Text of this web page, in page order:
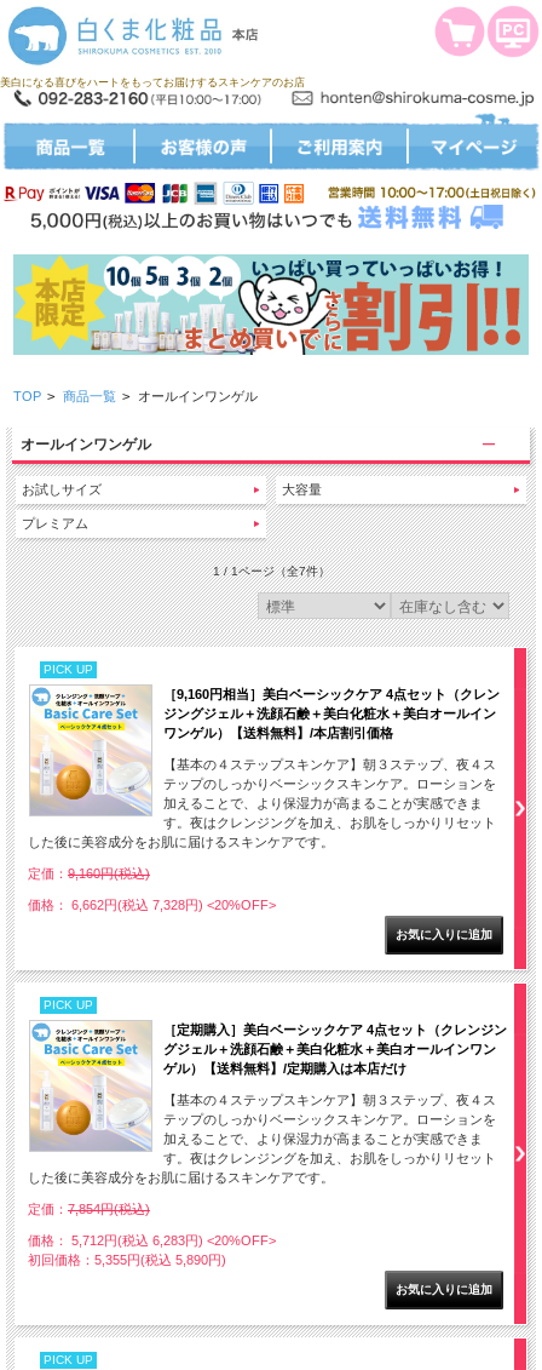
美白になる喜びをハートをもってお届けするスキンケアのお店
TOP > 商品一覧 > オールインワンゲル
オールインワンゲル
お試しサイズ
プレミアム
大容量
1 / 1ページ（全7件）
PICK UP
［9,160円相当］美白ベーシックケア 4点セット（クレン
ジングジェル＋洗顔石鹸＋美白化粧水＋美白オールイン
ワンゲル）【送料無料】/本店割引価格
【基本の４ステップスキンケア】朝３ステップ、夜４ス
テップのしっかりベーシックスキンケア。ローションを
加えることで、より保湿力が高まることが実感できま
す。夜はクレンジングを加え、お肌をしっかりリセット
した後に美容成分をお肌に届けるスキンケアです。
定価： 9,160円(税込)
価格： 6,662円(税込 7,328円) <20%OFF>
PICK UP
［定期購入］美白ベーシックケア 4点セット（クレンジン
グジェル＋洗顔石鹸＋美白化粧水＋美白オールインワン
ゲル）【送料無料】/定期購入は本店だけ
【基本の４ステップスキンケア】朝３ステップ、夜４ス
テップのしっかりベーシックスキンケア。ローションを
加えることで、より保湿力が高まることが実感できま
す。夜はクレンジングを加え、お肌をしっかりリセット
した後に美容成分をお肌に届けるスキンケアです。
定価： 7,854円(税込)
価格： 5,712円(税込 6,283円) <20%OFF>
初回価格：5,355円(税込 5,890円)
PICK UP